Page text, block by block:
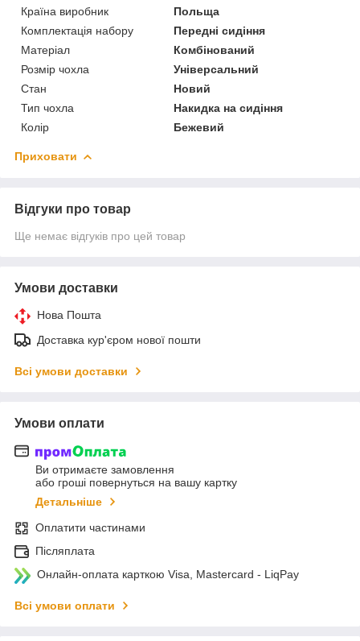
Країна виробник
Польща
Комплектація набору
Передні сидіння
Матеріал
Комбінований
Розмір чохла
Універсальний
Стан
Новий
Тип чохла
Накидка на сидіння
Колір
Бежевий
Приховати
Відгуки про товар
Ще немає відгуків про цей товар
Умови доставки
Нова Пошта
Доставка кур'єром нової пошти
Всі умови доставки
Умови оплати
Ви отримаєте замовлення
або гроші повернуться на вашу картку
Детальніше
Оплатити частинами
Післяплата
Онлайн-оплата карткою Visa, Mastercard - LiqPay
Всі умови оплати